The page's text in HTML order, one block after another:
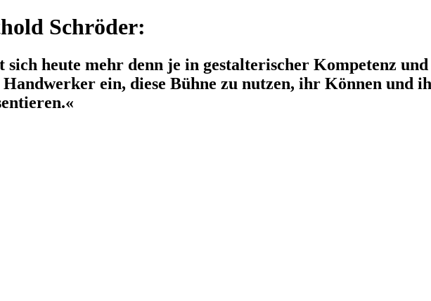
Schröder:
heute mehr denn je in gestalterischer Kompetenz
ein, diese Bühne zu nutzen, ihr Können und